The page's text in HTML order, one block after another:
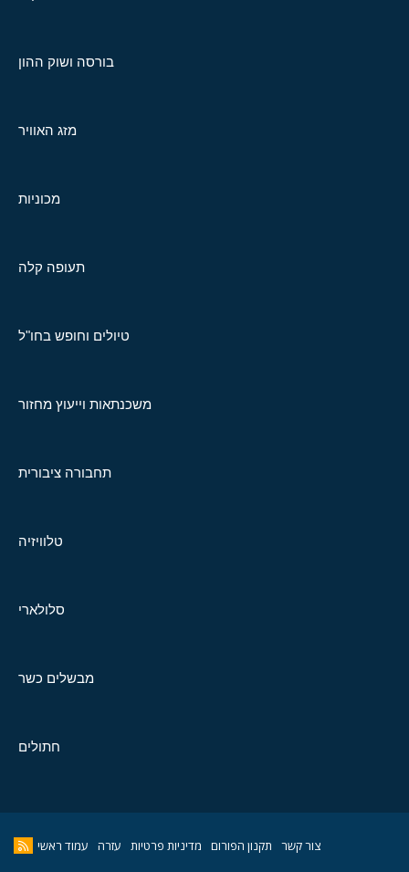
בורסה ושוק ההון
מזג האוויר
מכוניות
תעופה קלה
טיולים וחופש בחו"ל
משכנתאות וייעוץ מחזור
תחבורה ציבורית
טלוויזיה
סלולארי
מבשלים כשר
חתולים
צור קשר תקנון הפורום מדיניות פרטיות עזרה עמוד ראשי